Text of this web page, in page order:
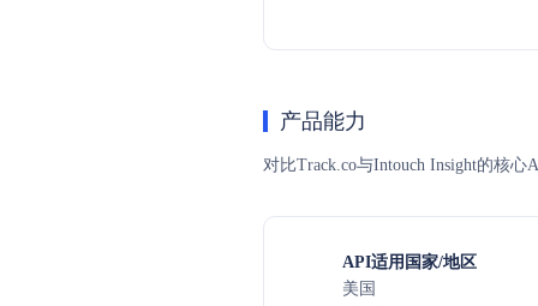
产品能力
对比Track.co与Intouch Insight的核
API适用国家/地区
美国